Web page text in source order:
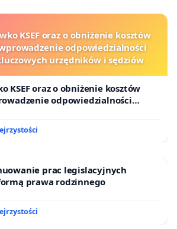
KSEF oraz o obniżenie kosztów
odpowiedzialności
urzędników i sędziów
KSEF oraz o obniżenie kosztów
odpowiedzialności
urzędników i sędziów
prac legislacyjnych
prawa rodzinnego